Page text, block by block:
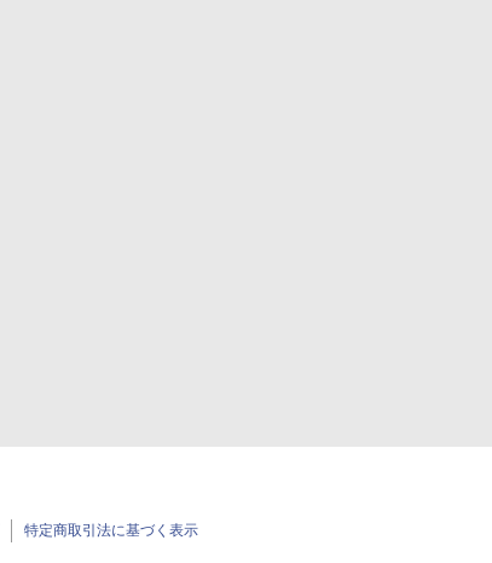
特定商取引法に基づく表示